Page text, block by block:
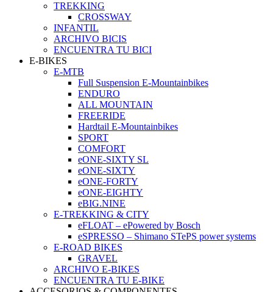
TREKKING
CROSSWAY
INFANTIL
ARCHIVO BICIS
ENCUENTRA TU BICI
E-BIKES
E-MTB
Full Suspension E-Mountainbikes
ENDURO
ALL MOUNTAIN
FREERIDE
Hardtail E-Mountainbikes
SPORT
COMFORT
eONE-SIXTY SL
eONE-SIXTY
eONE-FORTY
eONE-EIGHTY
eBIG.NINE
E-TREKKING & CITY
eFLOAT – ePowered by Bosch
eSPRESSO – Shimano STePS power systems
E-ROAD BIKES
GRAVEL
ARCHIVO E-BIKES
ENCUENTRA TU E-BIKE